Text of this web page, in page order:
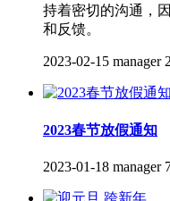
持着密切的沟通，
和反馈。
2023-02-15 manager
2023春节放假通知
2023-01-18 manager